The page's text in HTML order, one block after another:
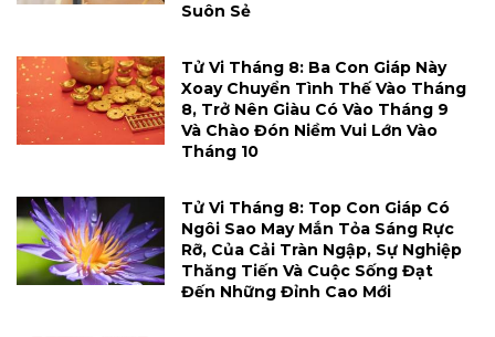
Suôn Sẻ
Tử Vi Tháng 8: Ba Con Giáp Này
Xoay Chuyển Tình Thế Vào Tháng
8, Trở Nên Giàu Có Vào Tháng 9
Và Chào Đón Niềm Vui Lớn Vào
Tháng 10
Tử Vi Tháng 8: Top Con Giáp Có
Ngôi Sao May Mắn Tỏa Sáng Rực
Rỡ, Của Cải Tràn Ngập, Sự Nghiệp
Thăng Tiến Và Cuộc Sống Đạt
Đến Những Đỉnh Cao Mới